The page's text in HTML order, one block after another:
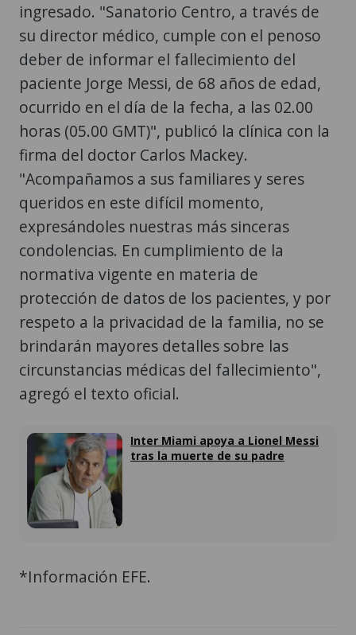
ingresado. "Sanatorio Centro, a través de
su director médico, cumple con el penoso
deber de informar el fallecimiento del
paciente Jorge Messi, de 68 años de edad,
ocurrido en el día de la fecha, a las 02.00
horas (05.00 GMT)", publicó la clínica con la
firma del doctor Carlos Mackey.
"Acompañamos a sus familiares y seres
queridos en este difícil momento,
expresándoles nuestras más sinceras
condolencias. En cumplimiento de la
normativa vigente en materia de
protección de datos de los pacientes, y por
respeto a la privacidad de la familia, no se
brindarán mayores detalles sobre las
circunstancias médicas del fallecimiento",
agregó el texto oficial.
Inter Miami apoya a Lionel Messi
tras la muerte de su padre
*Información EFE.